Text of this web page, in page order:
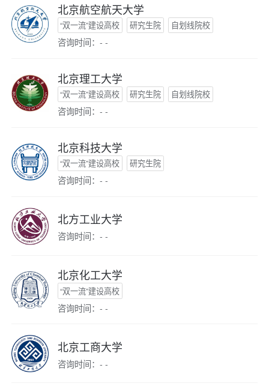
北京航空航天大学
“双一流”建设高校 研究生院 自划线院校
咨询时间：- -
北京理工大学
“双一流”建设高校 研究生院 自划线院校
咨询时间：- -
北京科技大学
“双一流”建设高校 研究生院
咨询时间：- -
北方工业大学
咨询时间：- -
北京化工大学
“双一流”建设高校
咨询时间：- -
北京工商大学
咨询时间：- -